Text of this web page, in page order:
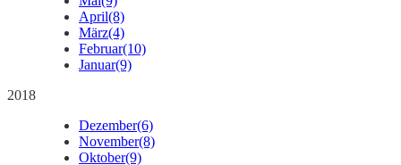
April(8)
März(4)
Februar(10)
Januar(9)
2018
Dezember(6)
November(8)
Oktober(9)